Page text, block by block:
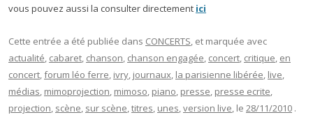
vous pouvez aussi la consulter directement ici
Cette entrée a été publiée dans CONCERTS, et marquée avec
actualité, cabaret, chanson, chanson engagée, concert, critique, en
concert,forum léo ferre, ivry, journaux, la parisienne libérée, live,
médias, mimoprojection, mimoso, piano, presse, presse ecrite,
projection, scène, sur scène,titres, unes,version live, le 28/11/2010 .